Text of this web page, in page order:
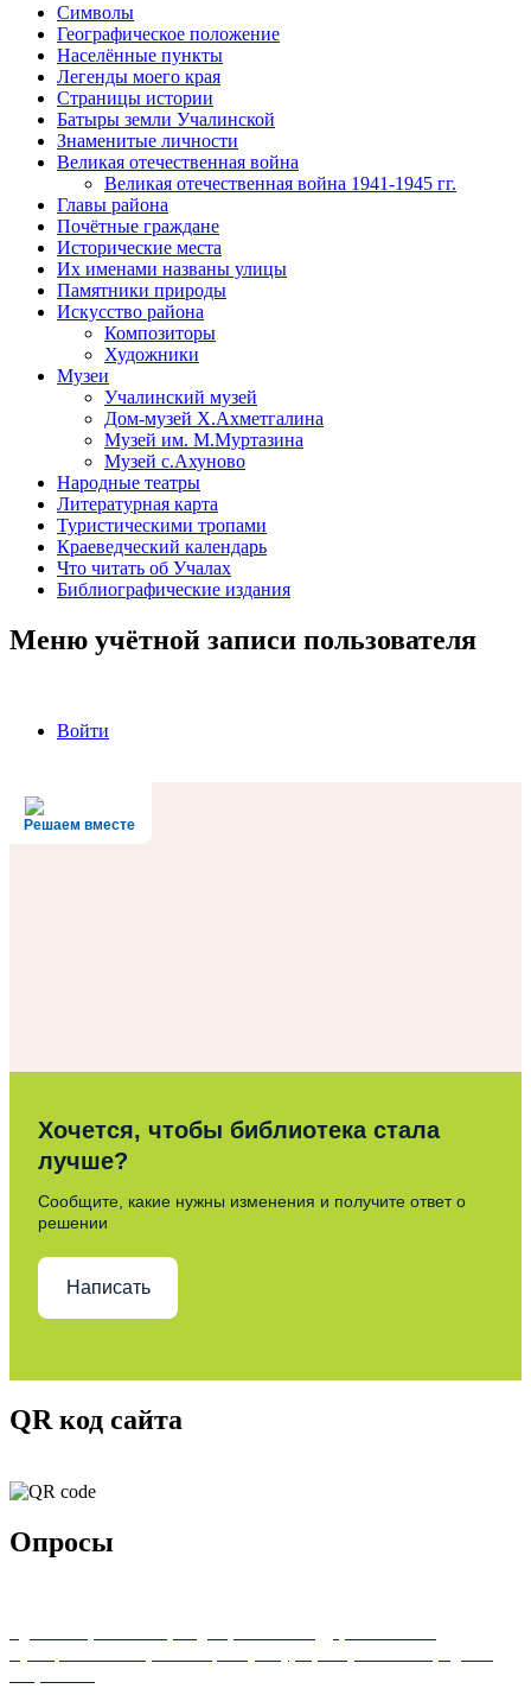
Символы
Географическое положение
Населённые пункты
Легенды моего края
Страницы истории
Батыры земли Учалинской
Знаменитые личности
Великая отечественная война
Великая отечественная война 1941-1945 гг.
Главы района
Почётные граждане
Исторические места
Их именами названы улицы
Памятники природы
Искусство района
Композиторы
Художники
Музеи
Учалинский музей
Дом-музей Х.Ахметгалина
Музей им. М.Муртазина
Музей с.Ахуново
Народные театры
Литературная карта
Туристическими тропами
Краеведческий календарь
Что читать об Учалах
Библиографические издания
Меню учётной записи пользователя
Войти
Решаем вместе
Хочется, чтобы библиотека стала
лучше?
Сообщите, какие нужны изменения и получите ответ о
решении
Написать
QR код сайта
Опросы